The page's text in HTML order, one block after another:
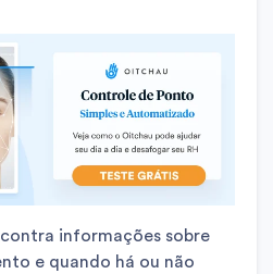
informações sobre
e quando há ou não